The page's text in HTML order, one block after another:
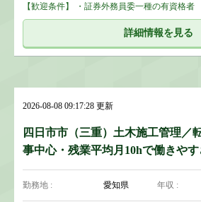
【歓迎条件】 ・証券外務員委一種の有資格者
詳細情報を見る
2026-08-08 09:17:28 更新
四日市市（三重）土木施工管理／
事中心・残業平均月10hで働きや
勤務地 : 愛知県 年収 :